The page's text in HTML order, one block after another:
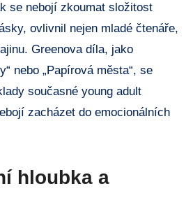
se nebojí zkoumat složitost
ovlivnil nejen mladé čtenáře,
Greenova díla, jako
nebo „Papírová města“, se
současné young adult
zacházet do emocionálních
hloubka a